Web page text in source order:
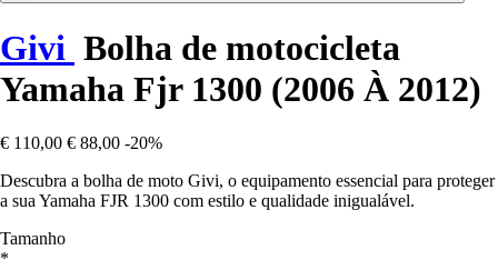
Givi Bolha de motocicleta
Yamaha Fjr 1300 (2006 À 2012)
€ 110,00 € 88,00 -20%
Descubra a bolha de moto Givi, o equipamento essencial para proteger
a sua Yamaha FJR 1300 com estilo e qualidade inigualável.
Tamanho
*